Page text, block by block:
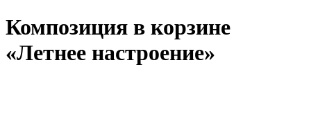
Композиция в корзине
«Летнее настроение»